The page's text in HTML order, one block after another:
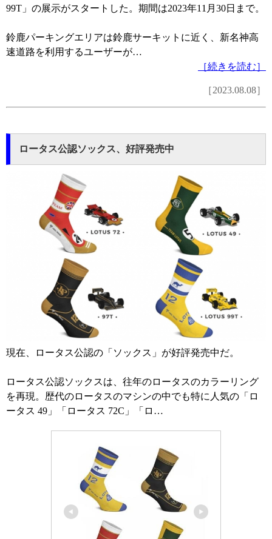
99T」の展示がスタートした。期間は2023年11月30日まで。
鈴鹿パーキングエリアは鈴鹿サーキットに近く、新名神高
速道路を利用するユーザーが…
［続きを読む］
［2023.08.08］
ロータス公認ソックス、好評発売中
現在、ロータス公認の「ソックス」が好評発売中だ。
ロータス公認ソックスは、往年のロータスのカラーリング
を再現。歴代のロータスのマシンの中でも特に人気の「ロ
ータス 49」「ロータス 72C」「ロ…